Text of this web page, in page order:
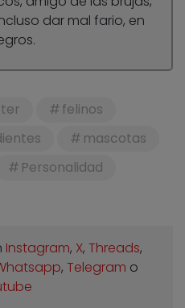
dar mal fario, en
felinos
mascotas
Personalidad
Instagram, X, Threads,
, Telegram o